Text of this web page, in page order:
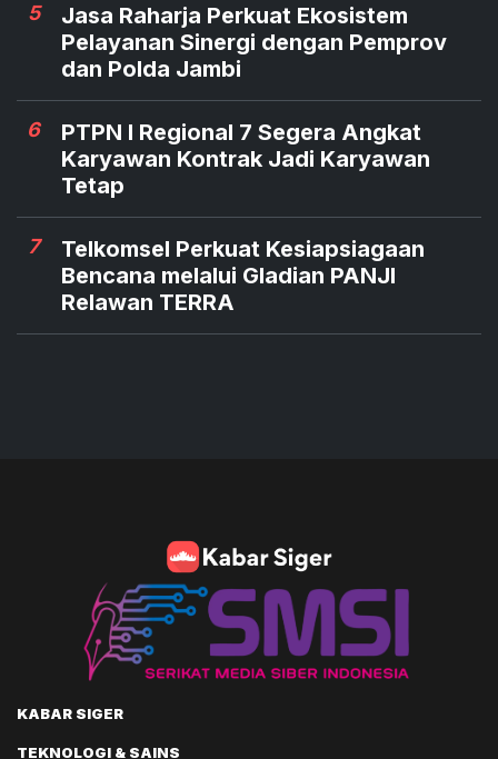
5
Jasa Raharja Perkuat Ekosistem
Pelayanan Sinergi dengan Pemprov
dan Polda Jambi
6
PTPN I Regional 7 Segera Angkat
Karyawan Kontrak Jadi Karyawan
Tetap
7
Telkomsel Perkuat Kesiapsiagaan
Bencana melalui Gladian PANJI
Relawan TERRA
KABAR SIGER
TEKNOLOGI & SAINS